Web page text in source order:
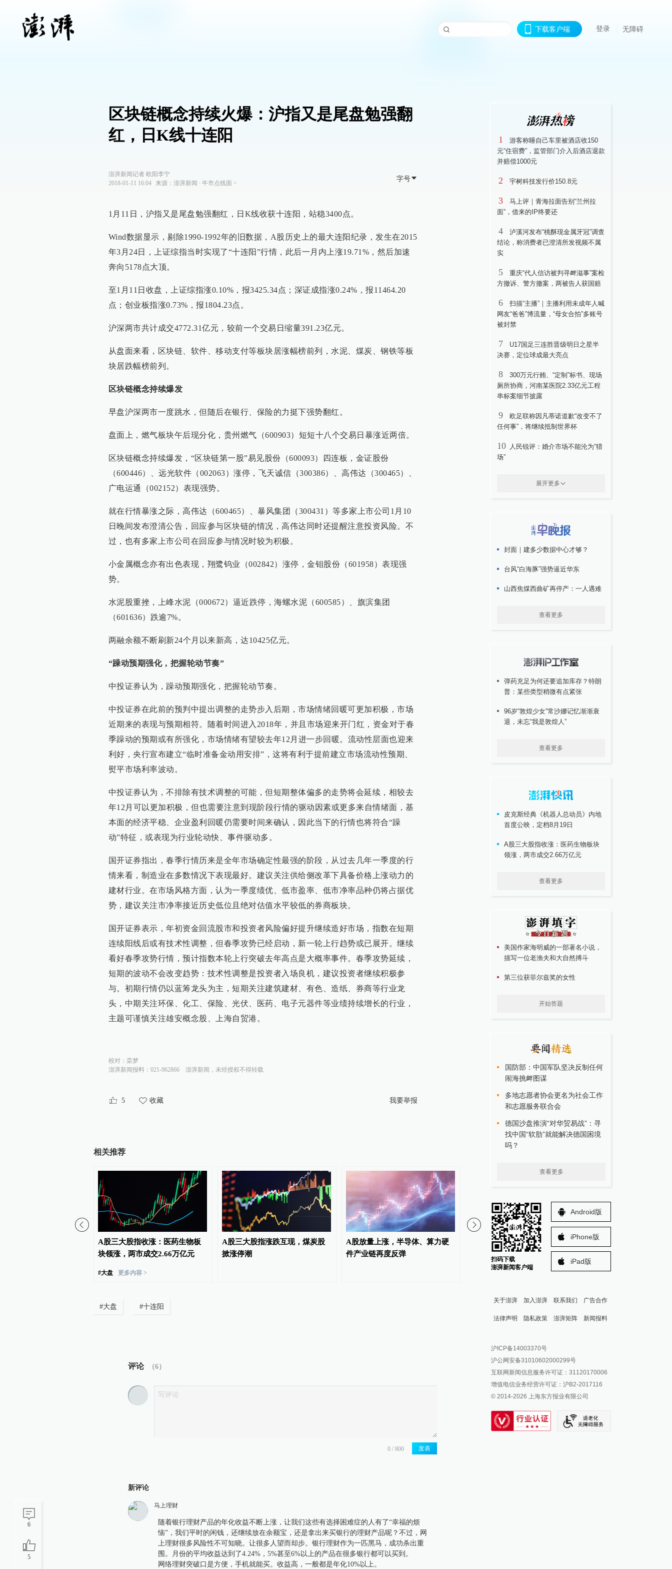
下载客户端 登录 无障碍
6
5
区块链概念持续火爆：沪指又是尾盘勉强翻
红，日K线十连阳
澎湃新闻记者 欧阳李宁
2018-01-11 16:04
来源： 澎湃新闻 ∙ 牛市点线面 >
字号
1月11日，沪指又是尾盘勉强翻红，日K线收获十连阳，站稳3400点。
Wind数据显示，剔除1990-1992年的旧数据，A股历史上的最大连阳纪录，发生在2015
年3月24日，上证综指当时实现了“十连阳”行情，此后一月内上涨19.71%，然后加速
奔向5178点大顶。
至1月11日收盘，上证综指涨0.10%，报3425.34点；深证成指涨0.24%，报11464.20
点；创业板指涨0.73%，报1804.23点。
沪深两市共计成交4772.31亿元，较前一个交易日缩量391.23亿元。
从盘面来看，区块链、软件、移动支付等板块居涨幅榜前列，水泥、煤炭、钢铁等板
块居跌幅榜前列。
区块链概念持续爆发
早盘沪深两市一度跳水，但随后在银行、保险的力挺下强势翻红。
盘面上，燃气板块午后现分化，贵州燃气（600903）短短十八个交易日暴涨近两倍。
区块链概念持续爆发，“区块链第一股”易见股份（600093）四连板，金证股份
（600446）、远光软件（002063）涨停，飞天诚信（300386）、高伟达（300465）、
广电运通（002152）表现强势。
就在行情暴涨之际，高伟达（600465）、暴风集团（300431）等多家上市公司1月10
日晚间发布澄清公告，回应参与区块链的情况，高伟达同时还提醒注意投资风险。不
过，也有多家上市公司在回应参与情况时较为积极。
小金属概念亦有出色表现，翔鹭钨业（002842）涨停，金钼股份（601958）表现强
势。
水泥股重挫，上峰水泥（000672）逼近跌停，海螺水泥（600585）、旗滨集团
（601636）跌逾7%。
两融余额不断刷新24个月以来新高，达10425亿元。
“躁动预期强化，把握轮动节奏”
中投证券认为，躁动预期强化，把握轮动节奏。
中投证券在此前的预判中提出调整的走势步入后期，市场情绪回暖可更加积极，市场
近期来的表现与预期相符。随着时间进入2018年，并且市场迎来开门红，资金对于春
季躁动的预期或有所强化，市场情绪有望较去年12月进一步回暖。流动性层面也迎来
利好，央行宣布建立“临时准备金动用安排”，这将有利于提前建立市场流动性预期、
熨平市场利率波动。
中投证券认为，不排除有技术调整的可能，但短期整体偏多的走势将会延续，相较去
年12月可以更加积极，但也需要注意到现阶段行情的驱动因素或更多来自情绪面，基
本面的经济平稳、企业盈利回暖仍需要时间来确认，因此当下的行情也将符合“躁
动”特征，或表现为行业轮动快、事件驱动多。
国开证券指出，春季行情历来是全年市场确定性最强的阶段，从过去几年一季度的行
情来看，制造业在多数情况下表现最好。建议关注供给侧改革下具备价格上涨动力的
建材行业。在市场风格方面，认为一季度绩优、低市盈率、低市净率品种仍将占据优
势，建议关注市净率接近历史低位且绝对估值水平较低的券商板块。
国开证券表示，年初资金回流股市和投资者风险偏好提升继续造好市场，指数在短期
连续阳线后或有技术性调整，但春季攻势已经启动，新一轮上行趋势或已展开。继续
看好春季攻势行情，预计指数本轮上行突破去年高点是大概率事件。春季攻势延续，
短期的波动不会改变趋势：技术性调整是投资者入场良机，建议投资者继续积极参
与。初期行情仍以蓝筹龙头为主，短期关注建筑建材、有色、造纸、券商等行业龙
头，中期关注环保、化工、保险、光伏、医药、电子元器件等业绩持续增长的行业，
主题可谨慎关注雄安概念股、上海自贸港。
校对： 栾梦
澎湃新闻报料：021-962866
澎湃新闻，未经授权不得转载
5 收藏 我要举报
相关推荐
A股三大股指收涨：医药生物板
块领涨，两市成交2.66万亿元
#大盘 更多内容 >
A股三大股指涨跌互现，煤炭股
掀涨停潮
A股放量上涨，半导体、算力硬
件产业链再度反弹
A股午后走高，创指大涨
5.64%：算力硬件产业链大幅反
A股三大股指收跌：核
股活跃，超4000股收涨
#大盘 #十连阳
评论 （6）
发表
新评论
马上理财
随着银行理财产品的年化收益不断上涨，让我们这些有选择困难症的人有了“幸福的烦
恼”，我们平时的闲钱，还继续放在余额宝，还是拿出来买银行的理财产品呢？不过，网
上理财很多风险性不可知晓。让很多人望而却步。银行理财作为一匹黑马，成功杀出重
围。月份的平均收益达到了4.24%，5%甚至6%以上的产品在很多银行都可以买到。
网络理财突破口是方便，手机就能买。收益高，一般都是年化10%以上。
1
游客称睡自己车里被酒店收150
元“住宿费”，监管部门介入后酒店退款
并赔偿1000元
2 宇树科技发行价150.8元
3
马上评｜青海拉面告别“兰州拉
面”，借来的IP终要还
4
泸溪河发布“桃酥现金属牙冠”调查
结论，称消费者已澄清所发视频不属
实
5
重庆“代人信访被判寻衅滋事”案检
方撤诉、警方撤案，两被告人获国赔
6
扫描“主播”｜主播利用未成年人喊
网友“爸爸”博流量，“母女合拍”多账号
被封禁
7
U17国足三连胜晋级明日之星半
决赛，定位球成最大亮点
8
300万元行贿、“定制”标书、现场
厕所协商，河南某医院2.33亿元工程
串标案细节披露
9
欧足联称因凡蒂诺道歉“改变不了
任何事”，将继续抵制世界杯
10 人民锐评：婚介市场不能沦为“猎
场”
展开更多
封面｜建多少数据中心才够？
台风“白海豚”强势逼近华东
山西焦煤西曲矿再停产：一人遇难
查看更多
弹药充足为何还要追加库存？特朗
普：某些类型稍微有点紧张
96岁“敦煌少女”常沙娜记忆渐渐衰
退，未忘“我是敦煌人”
查看更多
皮克斯经典《机器人总动员》内地
首度公映，定档8月19日
A股三大股指收涨：医药生物板块
领涨，两市成交2.66万亿元
查看更多
美国作家海明威的一部著名小说，
描写一位老渔夫和大自然搏斗
第三位获菲尔兹奖的女性
开始答题
国防部：中国军队坚决反制任何
闹海挑衅图谋
多地志愿者协会更名为社会工作
和志愿服务联合会
德国沙盘推演“对华贸易战”：寻
找中国“软肋”就能解决德国困境
吗？
查看更多
扫码下载
澎湃新闻客户端
Android版
iPhone版
iPad版
关于澎湃 加入澎湃 联系我们 广告合作
法律声明 隐私政策 澎湃矩阵
澎湃新闻公众号
澎湃新闻抖音号
派生万物开放平台
IP SHANGHAI
SIXTH TONE
新闻报料
报料邮箱: news@thepaper.cn
沪ICP备14003370号
沪公网安备31010602000299号
互联网新闻信息服务许可证：31120170006
增值电信业务经营许可证：沪B2-2017116
© 2014-2026 上海东方报业有限公司